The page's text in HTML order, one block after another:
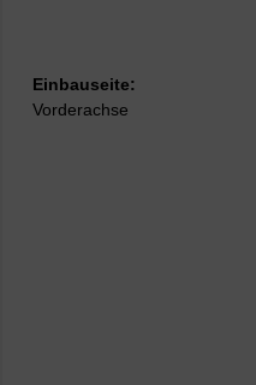
Einbauseite:
Vorderachse